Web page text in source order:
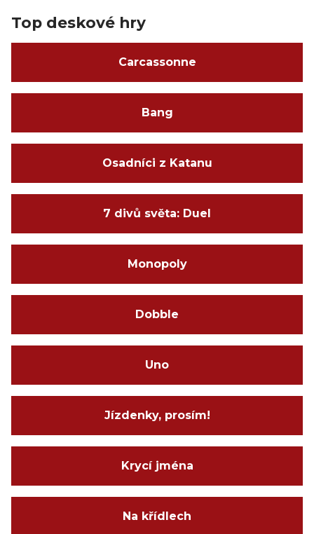
Top deskové hry
Carcassonne
Bang
Osadníci z Katanu
7 divů světa: Duel
Monopoly
Dobble
Uno
Jízdenky, prosím!
Krycí jména
Na křídlech